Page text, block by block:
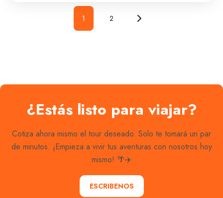
Posts
pagination
Page
1
Page
2
¿Estás listo para viajar?
Cotiza ahora mismo el tour deseado. Solo te tomará un par
de minutos. ¡Empieza a vivir tus aventuras con nosotros hoy
mismo! 🌴✈️
ESCRIBENOS